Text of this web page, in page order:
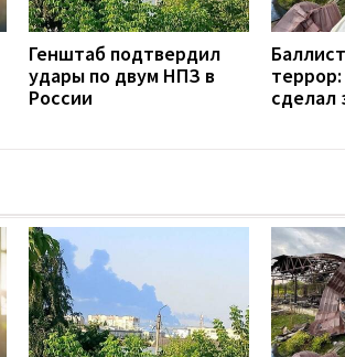
Генштаб подтвердил
удары по двум НПЗ в
России
сделал